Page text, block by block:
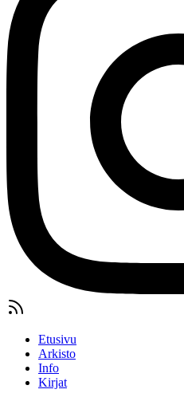
Etusivu
Arkisto
Info
Kirjat